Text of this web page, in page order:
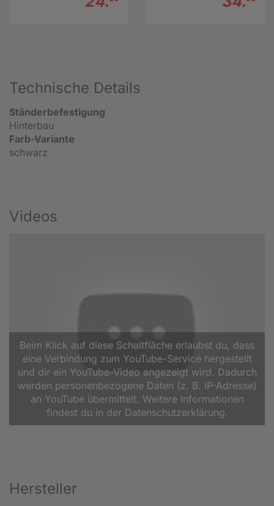
Technische Details
Ständerbefestigung
Hinterbau
Farb-Variante
schwarz
Videos
Beim Klick auf diese Schaltfläche erlaubst du, dass
eine Verbindung zum YouTube-Service hergestellt
und dir ein YouTube-Video angezeigt wird. Dadurch
werden personenbezogene Daten (z. B. IP-Adresse)
an YouTube übermittelt. Weitere Informationen
findest du in der Datenschutzerklärung.
Hersteller